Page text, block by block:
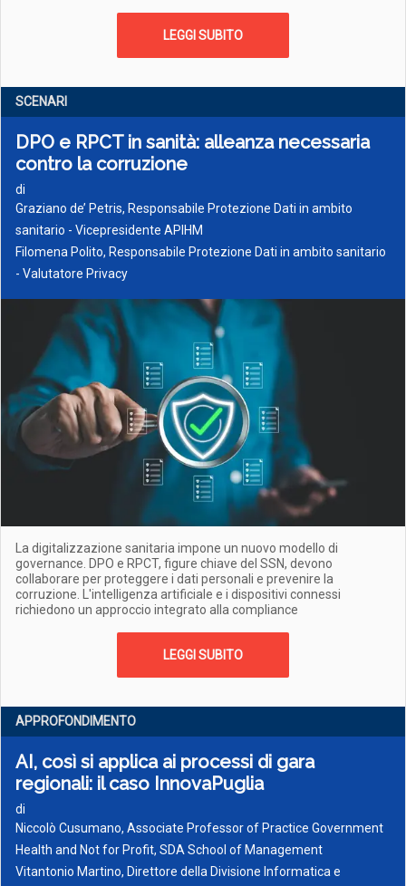
LEGGI SUBITO
SCENARI
DPO e RPCT in sanità: alleanza necessaria
contro la corruzione
di
Graziano de’ Petris, Responsabile Protezione Dati in ambito
sanitario - Vicepresidente APIHM
Filomena Polito, Responsabile Protezione Dati in ambito sanitario
- Valutatore Privacy
La digitalizzazione sanitaria impone un nuovo modello di
governance. DPO e RPCT, figure chiave del SSN, devono
collaborare per proteggere i dati personali e prevenire la
corruzione. L'intelligenza artificiale e i dispositivi connessi
richiedono un approccio integrato alla compliance
LEGGI SUBITO
APPROFONDIMENTO
AI, così si applica ai processi di gara
regionali: il caso InnovaPuglia
di
Niccolò Cusumano, Associate Professor of Practice Government
Health and Not for Profit, SDA School of Management
Vitantonio Martino, Direttore della Divisione Informatica e